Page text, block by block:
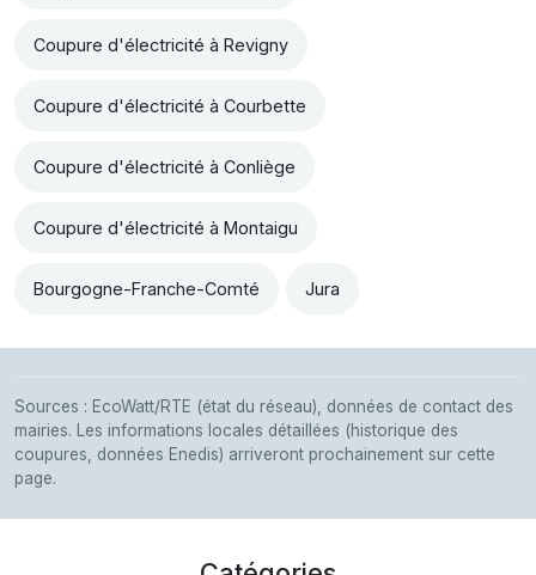
Coupure d'électricité à Revigny
Coupure d'électricité à Courbette
Coupure d'électricité à Conliège
Coupure d'électricité à Montaigu
Bourgogne-Franche-Comté Jura
Sources : EcoWatt/RTE (état du réseau), données de contact des
mairies. Les informations locales détaillées (historique des
coupures, données Enedis) arriveront prochainement sur cette
page.